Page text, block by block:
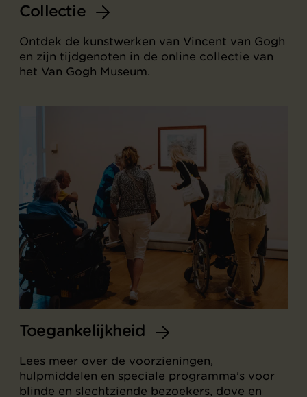
Collectie
Ontdek de kunstwerken van Vincent van Gogh
en zijn tijdgenoten in de online collectie van
het Van Gogh Museum.
Toegankelijkheid
Lees meer over de voorzieningen,
hulpmiddelen en speciale programma's voor
blinde en slechtziende bezoekers, dove en